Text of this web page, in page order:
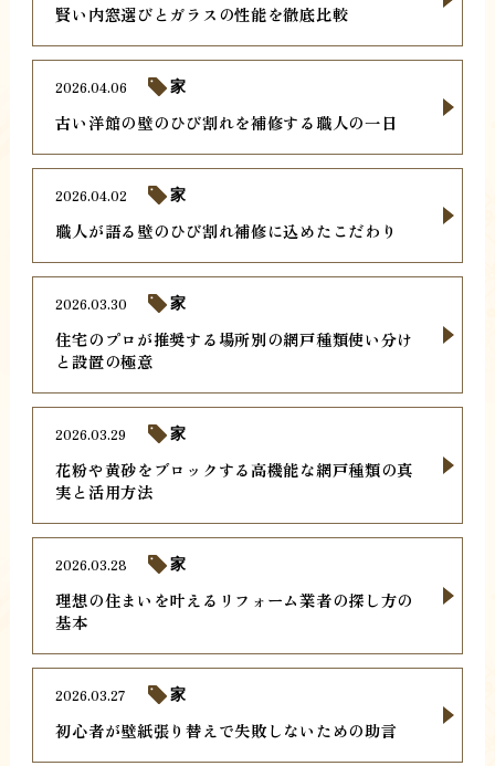
賢い内窓選びとガラスの性能を徹底比較
古い洋館の壁のひび割れを補修する職人の一日
2026.04.06 家
職人が語る壁のひび割れ補修に込めたこだわり
2026.04.02 家
住宅のプロが推奨する場所別の網戸種類使い分け
と設置の極意
2026.03.30 家
花粉や黄砂をブロックする高機能な網戸種類の真
実と活用方法
2026.03.29 家
理想の住まいを叶えるリフォーム業者の探し方の
基本
2026.03.28 家
初心者が壁紙張り替えで失敗しないための助言
2026.03.27 家